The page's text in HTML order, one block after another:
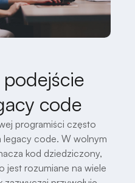
code
programiści często
legacy code. W wolnym
kod dziedziczony,
jest rozumiane na wiele